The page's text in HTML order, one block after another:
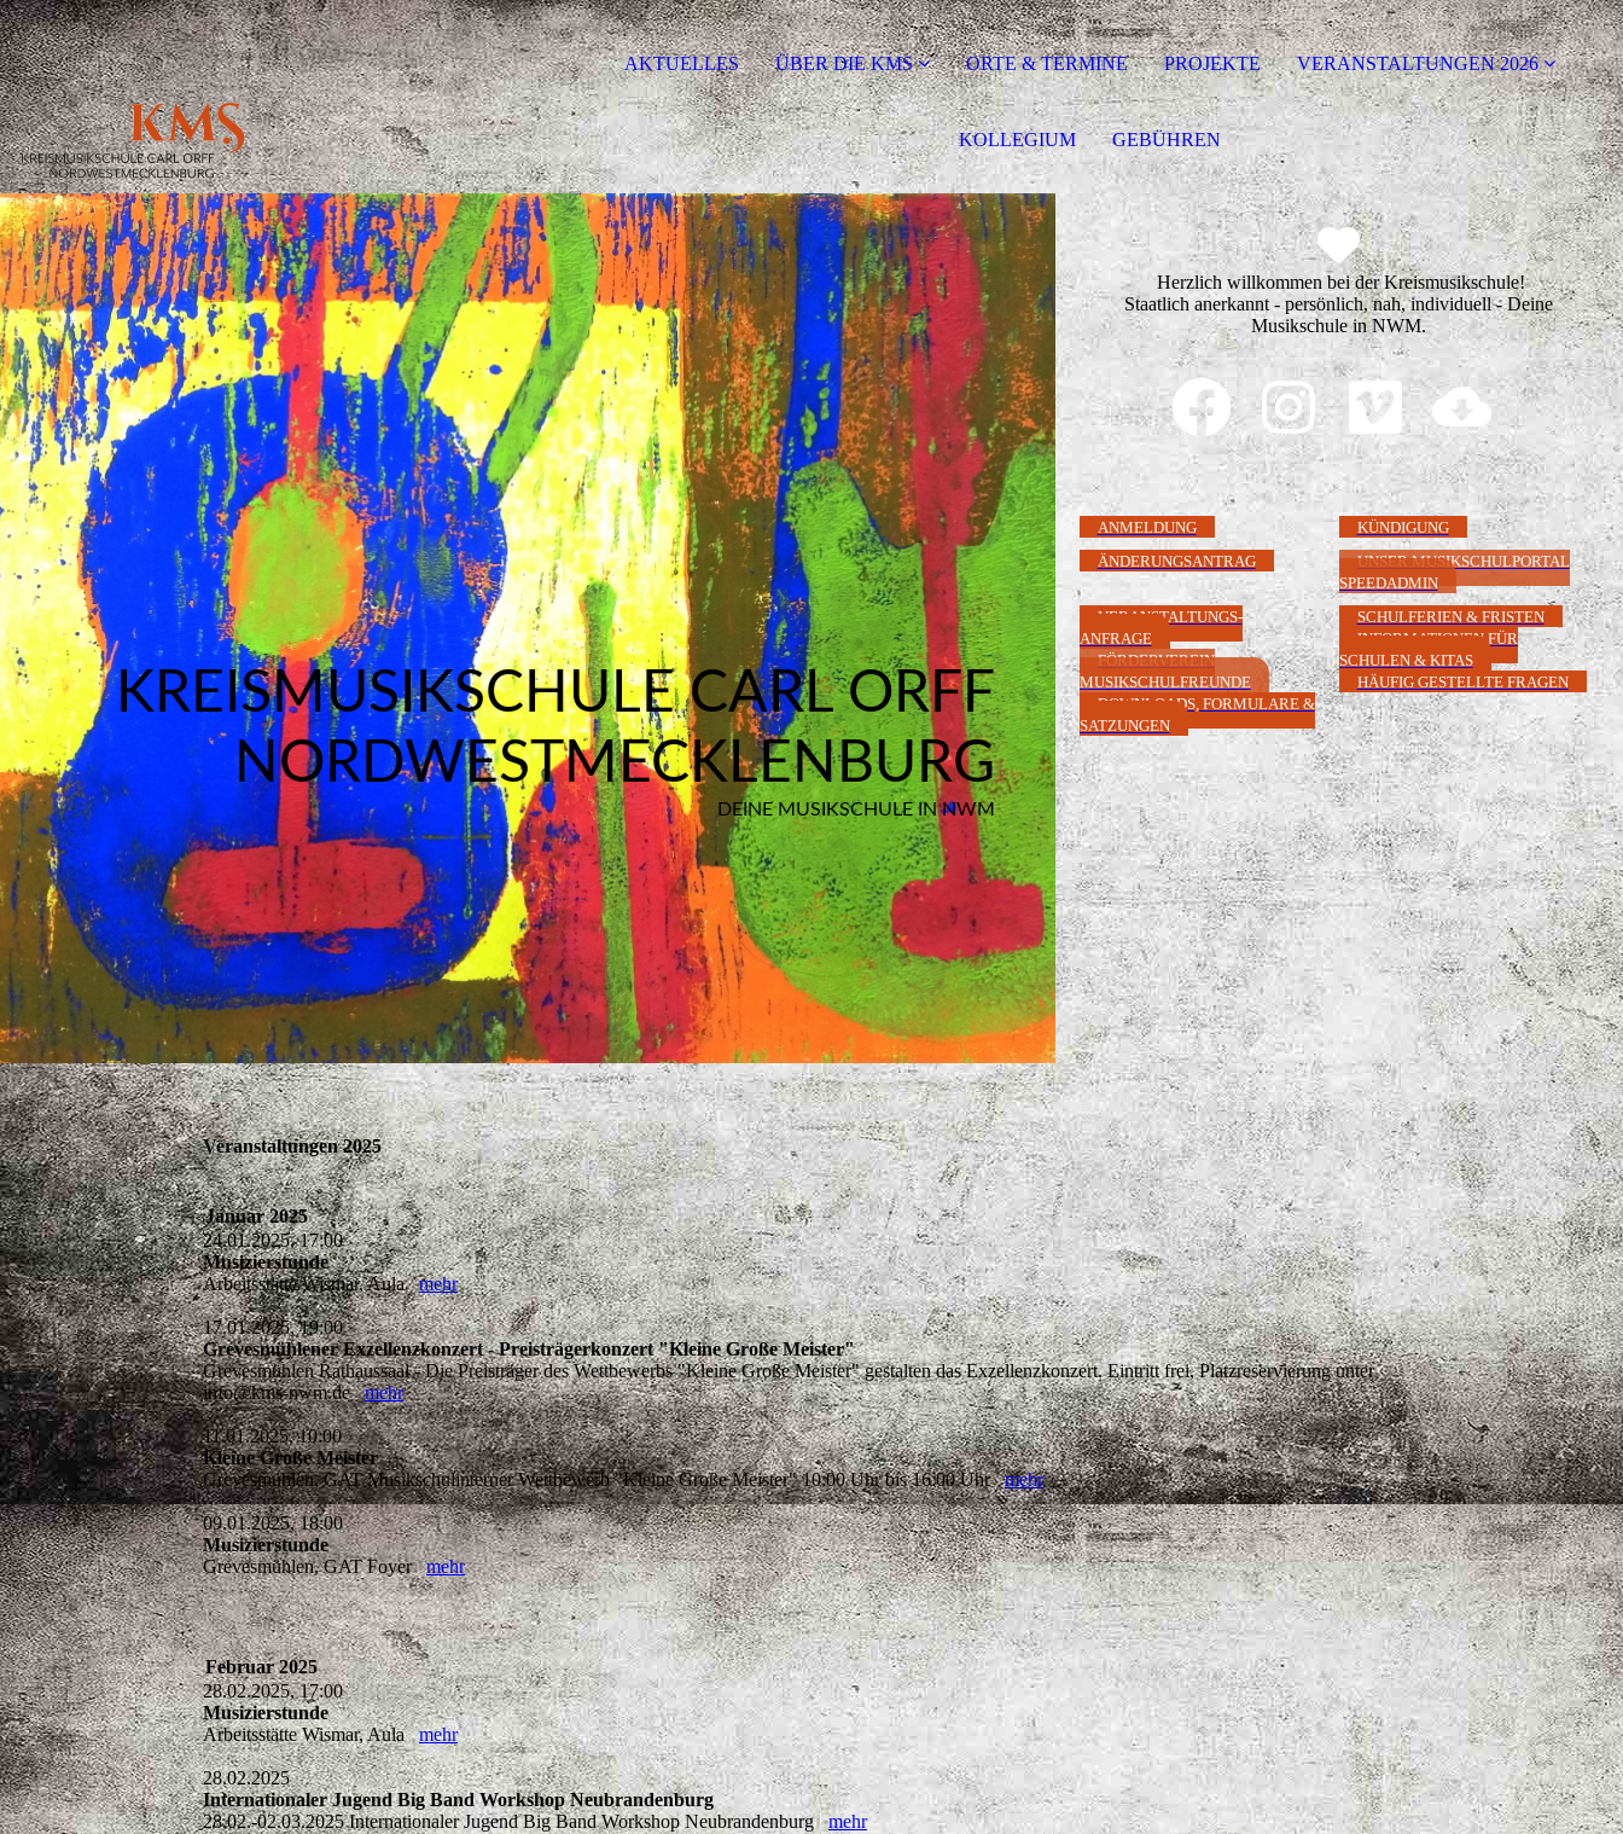
AKTUELLES ÜBER DIE KMS ORTE & TERMINE PROJEKTE VERANSTALTUNGEN 2026
KOLLEGIUM GEBÜHREN
KREISMUSIKSCHULE CARL ORFF
NORDWESTMECKLENBURG
DEINE MUSIKSCHULE IN NWM
Herzlich willkommen bei der Kreismusikschule!
Staatlich anerkannt - persönlich, nah, individuell - Deine
Musikschule in NWM.
ANMELDUNG
KÜNDIGUNG
ÄNDERUNGSANTRAG
UNSER MUSIKSCHULPORTAL
SPEEDADMIN
VERANSTALTUNGS-
ANFRAGE
FÖRDERVEREIN
MUSIKSCHULFREUNDE
DOWNLOADS, FORMULARE &
SATZUNGEN
SCHULFERIEN & FRISTEN
INFORMATIONEN FÜR
SCHULEN & KITAS
HÄUFIG GESTELLTE FRAGEN
Veranstaltungen 2025
Januar 2025
24.01.2025, 17:00
Musizierstunde
Arbeitsstätte Wismar, Aulamehr
17.01.2025, 19:00
Grevesmühlener Exzellenzkonzert - Preisträgerkonzert "Kleine Große Meister"
Grevesmühlen Rathaussaal - Die Preisträger des Wettbewerbs "Kleine Große Meister" gestalten das Exzellenzkonzert. Eintritt frei, Platzreservierung unter
info@kms-nwm.demehr
11.01.2025, 10:00
Kleine Große Meister
Grevesmühlen, GAT Musikschulinterner Wettbewerb "Kleine Große Meister" 10:00 Uhr bis 16:00 Uhrmehr
09.01.2025, 18:00
Musizierstunde
Grevesmühlen, GAT Foyermehr
Februar 2025
28.02.2025, 17:00
Musizierstunde
Arbeitsstätte Wismar, Aulamehr
28.02.2025
Internationaler Jugend Big Band Workshop Neubrandenburg
28.02.-02.03.2025 Internationaler Jugend Big Band Workshop Neubrandenburgmehr